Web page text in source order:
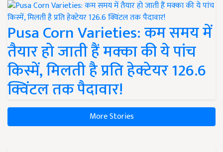
Pusa Corn Varieties: कम समय में
तैयार हो जाती हैं मक्का की ये पांच
किस्में, मिलती है प्रति हेक्टेयर 126.6
क्विंटल तक पैदावार!
More Stories